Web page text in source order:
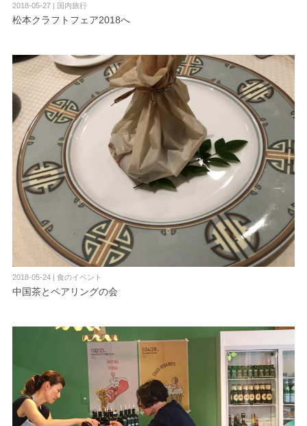
2018-05-27 | 国内旅行
松本クラフトフェア2018へ
2018-05-24 | 食のイベント
中国茶とペアリングの会